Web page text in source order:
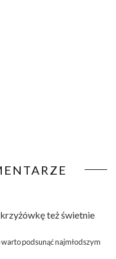
krzyżówkęteż świetnie
podsunąć najmłodszym